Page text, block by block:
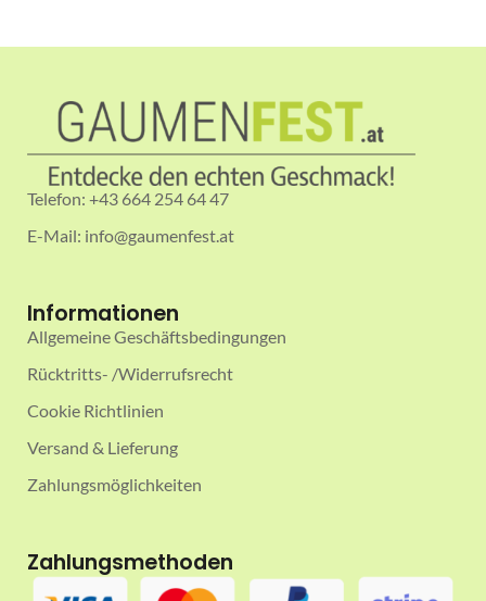
Telefon: +43 664 254 64 47
E-Mail: info@gaumenfest.at
Informationen
Allgemeine Geschäftsbedingungen
Rücktritts- /Widerrufsrecht
Cookie Richtlinien
Versand & Lieferung
Zahlungsmöglichkeiten
Zahlungsmethoden